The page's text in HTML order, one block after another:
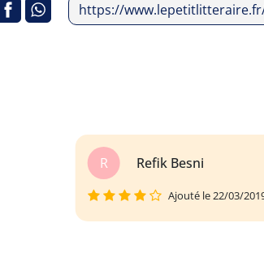
https://
Y Yann Le Leger
Ajouté le 12/06/